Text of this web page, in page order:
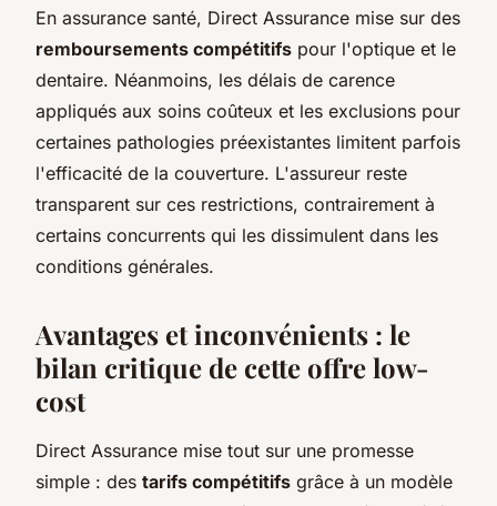
En assurance santé, Direct Assurance mise sur des
remboursements compétitifs pour l'optique et le
dentaire. Néanmoins, les délais de carence
appliqués aux soins coûteux et les exclusions pour
certaines pathologies préexistantes limitent parfois
l'efficacité de la couverture. L'assureur reste
transparent sur ces restrictions, contrairement à
certains concurrents qui les dissimulent dans les
conditions générales.
Avantages et inconvénients : le
bilan critique de cette offre low-
cost
Direct Assurance mise tout sur une promesse
simple : des tarifs compétitifs grâce à un modèle